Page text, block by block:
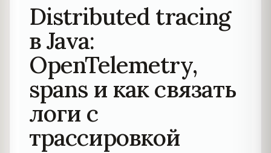
Distributed tracing
в Java:
OpenTelemetry,
spans и как связать
логи с
трассировкой